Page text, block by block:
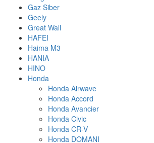
Gaz Siber
Geely
Great Wall
HAFEI
Haima M3
HANIA
HINO
Honda
Honda Airwave
Honda Accord
Honda Avancier
Honda Civic
Honda CR-V
Honda DOMANI